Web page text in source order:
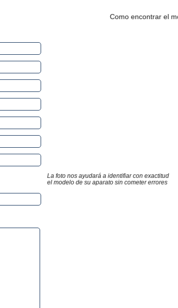
Como encontrar el
La foto nos ayudará a identifiar con exactitud
el modelo de su aparato sin cometer errores